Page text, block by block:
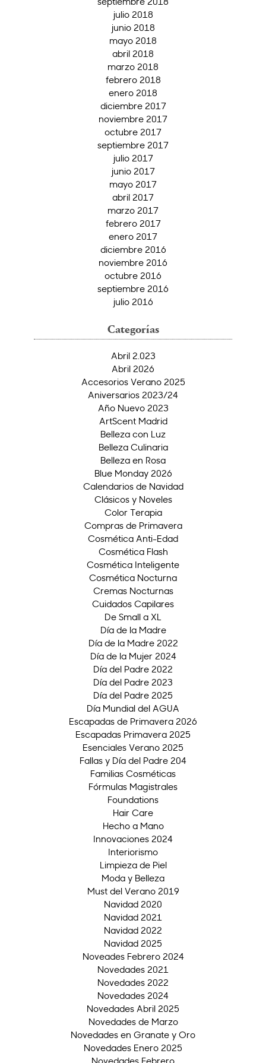
julio 2018
junio 2018
mayo 2018
abril 2018
marzo 2018
febrero 2018
enero 2018
diciembre 2017
noviembre 2017
octubre 2017
septiembre 2017
julio 2017
junio 2017
mayo 2017
abril 2017
marzo 2017
febrero 2017
enero 2017
diciembre 2016
noviembre 2016
octubre 2016
septiembre 2016
julio 2016
Categorías
Abril 2.023
Abril 2026
Accesorios Verano 2025
Aniversarios 2023/24
Año Nuevo 2023
ArtScent Madrid
Belleza con Luz
Belleza Culinaria
Belleza en Rosa
Blue Monday 2026
Calendarios de Navidad
Clásicos y Noveles
Color Terapia
Compras de Primavera
Cosmética Anti-Edad
Cosmética Flash
Cosmética Inteligente
Cosmética Nocturna
Cremas Nocturnas
Cuidados Capilares
De Small a XL
Día de la Madre
Día de la Madre 2022
Día de la Mujer 2024
Día del Padre 2022
Día del Padre 2023
Día del Padre 2025
Día Mundial del AGUA
Escapadas de Primavera 2026
Escapadas Primavera 2025
Esenciales Verano 2025
Fallas y Día del Padre 204
Familias Cosméticas
Fórmulas Magistrales
Foundations
Hair Care
Hecho a Mano
Innovaciones 2024
Interiorismo
Limpieza de Piel
Moda y Belleza
Must del Verano 2019
Navidad 2020
Navidad 2021
Navidad 2022
Navidad 2025
Noveades Febrero 2024
Novedades 2021
Novedades 2022
Novedades 2024
Novedades Abril 2025
Novedades de Marzo
Novedades en Granate y Oro
Novedades Enero 2025
Novedades Febrero